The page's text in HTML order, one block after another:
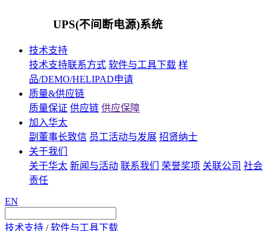
UPS(不间断电源)系统
技术支持
技术支持联系方式 软件与工具下载 样
品/DEMO/HELIPAD申请
质量&供应链
质量保证 供应链 供应保障
加入华太
副董事长致信 员工活动与发展 招贤纳士
关于我们
关于华太 新闻与活动 联系我们 荣誉奖项 关联公司 社会
责任
EN
技术支持 /软件与工具下载